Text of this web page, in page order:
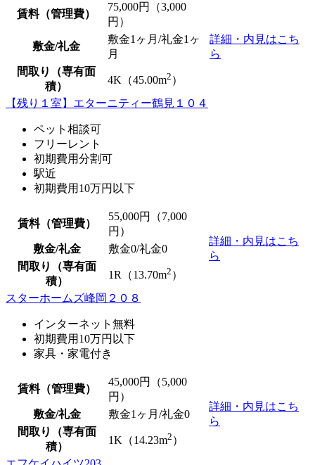
賃料（管理費）
75,000円（3,000
円）
詳細・内見はこち
ら
敷金/礼金
敷金1ヶ月/礼金1ヶ
月
間取り（専有面
積）
4K（45.00m2 ）
【残り１室】エターニティー鶴見１０４
ペット相談可
フリーレント
初期費用分割可
駅近
初期費用10万円以下
賃料（管理費）
55,000円（7,000
円）
詳細・内見はこち
ら
敷金/礼金 敷金0/礼金0
間取り（専有面
積）
1R（13.70m2 ）
スターホームズ峰岡２０８
インターネット無料
初期費用10万円以下
家具・家電付き
賃料（管理費）
45,000円（5,000
円）
詳細・内見はこち
ら
敷金/礼金 敷金1ヶ月/礼金0
間取り（専有面
積）
1K（14.23m2 ）